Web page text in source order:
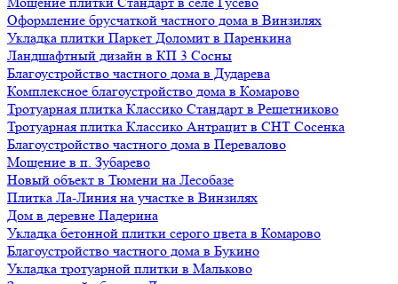
Оформление брусчаткой частного дома в Винзилях
Укладка плитки Паркет Доломит в Паренкина
Ландшафтный дизайн в КП 3 Сосны
Благоустройство частного дома в Дударева
Комплексное благоустройство дома в Комарово
Тротуарная плитка Классико Стандарт в Решетниково
Тротуарная плитка Классико Антрацит в СНТ Сосенка
Благоустройство частного дома в Перевалово
Мощение в п. Зубарево
Новый объект в Тюмени на Лесобазе
Плитка Ла-Линия на участке в Винзилях
Дом в деревне Падерина
Укладка бетонной плитки серого цвета в Комарово
Благоустройство частного дома в Букино
Укладка тротуарной плитки в Мальково